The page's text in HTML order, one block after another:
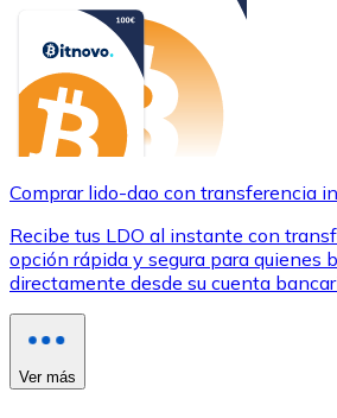
Comprar lido-dao con transferencia
Recibe tus LDO al instante con
opción rápida y segura para quienes
directamente desde su cuenta
Ver más